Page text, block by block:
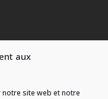
aux
site web et notre
: